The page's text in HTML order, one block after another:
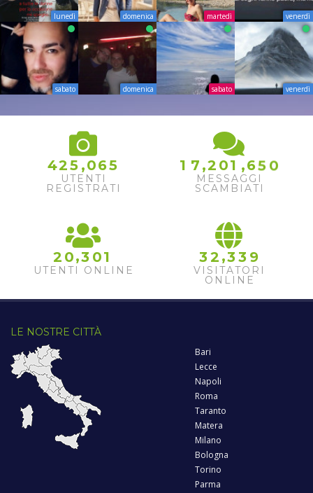
lunedì domenica martedì venerdì
sabato domenica sabato venerdì
425 ,065
UTENTI
REGISTRATI
1 7 ,2 01 ,65 0
MESSAGGI
SCAMBIATI
2 0,3 01
UTENTI ONLINE
32 ,33 9
VISITATORI
ONLINE
LE NOSTRE CITTÀ
Bari
Lecce
Napoli
Roma
Taranto
Matera
Milano
Bologna
Torino
Parma